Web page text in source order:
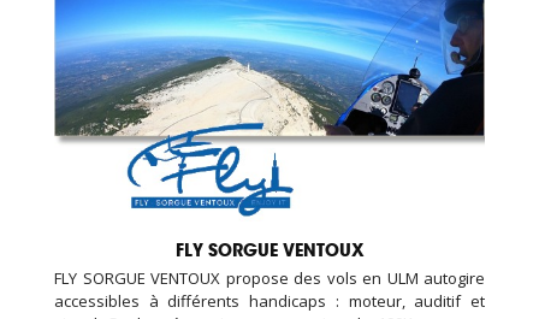
FLY SORGUE VENTOUX
FLY SORGUE VENTOUX propose des vols en ULM autogire
accessibles à différents handicaps : moteur, auditif et